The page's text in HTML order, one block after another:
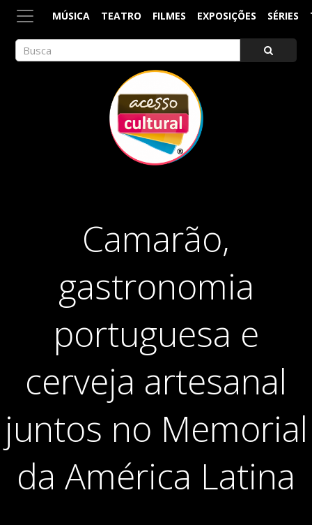
MÚSICA TEATRO FILMES EXPOSIÇÕES SÉRIES
Camarão,
gastronomia
portuguesa e
cerveja artesanal
juntos no Memorial
da América Latina